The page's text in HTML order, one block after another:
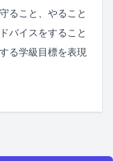
ること、やること
バイスをすること
る学級目標を表現